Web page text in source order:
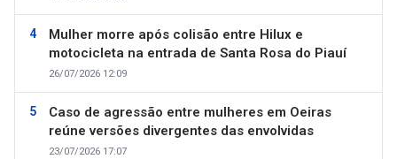
Mulher morre após colisão entre Hilux e
motocicleta na entrada de Santa Rosa do Piauí
26/07/2026 12:09
Caso de agressão entre mulheres em Oeiras
reúne versões divergentes das envolvidas
23/07/2026 17:07